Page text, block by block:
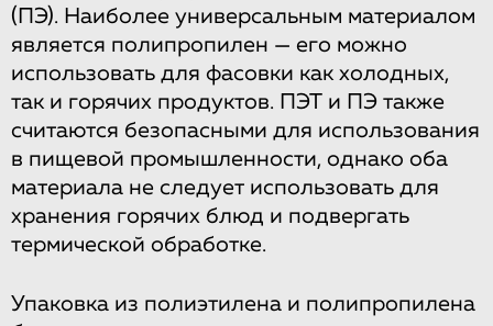
(ПЭ). Наиболее универсальным материалом
является полипропилен — его можно
использовать для фасовки как холодных,
так и горячих продуктов. ПЭТ и ПЭ также
считаются безопасными для использования
в пищевой промышленности, однако оба
материала не следует использовать для
хранения горячих блюд и подвергать
термической обработке.
Упаковка из полиэтилена и полипропилена